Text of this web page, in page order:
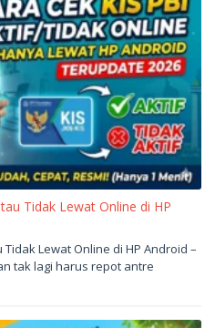
Tidak Lewat Online di HP
Lewat Online di HP Android –
tak lagi harus repot antre